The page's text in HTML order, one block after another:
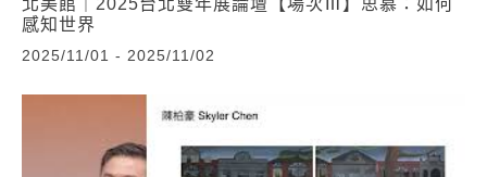
北美館｜2025台北雙年展論壇【場次Ⅲ】思慕：如何
感知世界
2025/11/01 - 2025/11/02